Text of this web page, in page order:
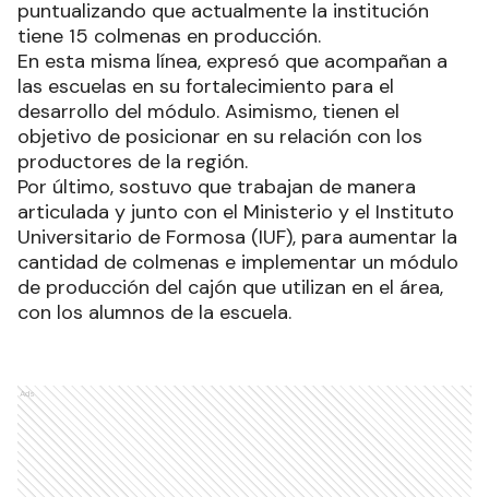
puntualizando que actualmente la institución
tiene 15 colmenas en producción.
En esta misma línea, expresó que acompañan a
las escuelas en su fortalecimiento para el
desarrollo del módulo. Asimismo, tienen el
objetivo de posicionar en su relación con los
productores de la región.
Por último, sostuvo que trabajan de manera
articulada y junto con el Ministerio y el Instituto
Universitario de Formosa (IUF), para aumentar la
cantidad de colmenas e implementar un módulo
de producción del cajón que utilizan en el área,
con los alumnos de la escuela.
Ads